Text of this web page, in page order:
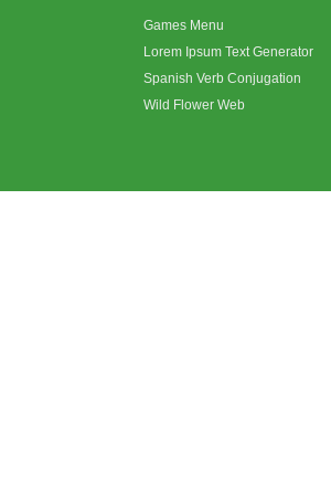
Games Menu
Lorem Ipsum Text Generator
Spanish Verb Conjugation
Wild Flower Web